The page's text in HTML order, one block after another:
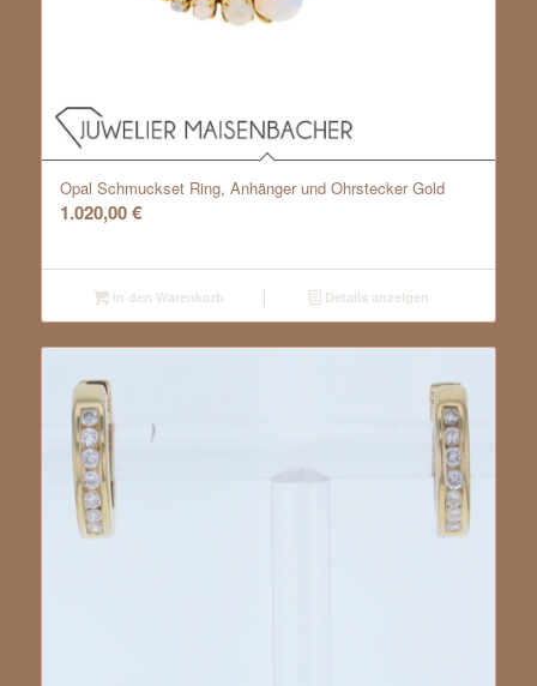
Opal Schmuckset Ring, Anhänger und Ohrstecker Gold
1.020,00€
In den Warenkorb Details anzeigen